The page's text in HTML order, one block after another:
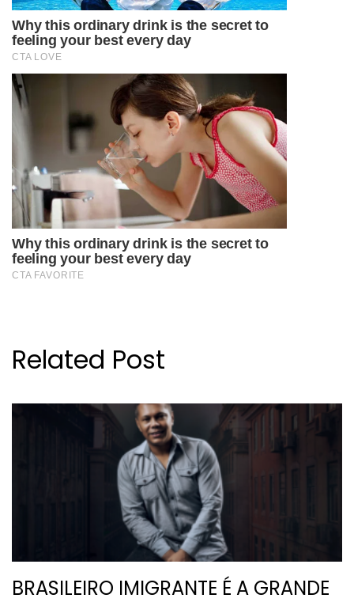
Related Post
BRASILEIRO IMIGRANTE É A GRANDE